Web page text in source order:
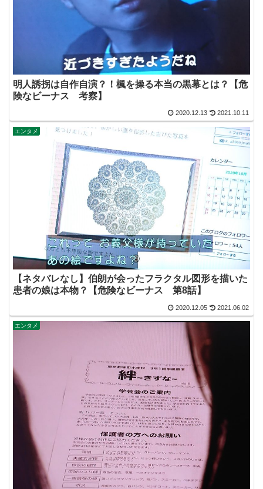
明人誘拐は自作自演？！楓を操る本当の黒幕とは？【危
険なビーナス 考察】
2020.12.13 2021.10.11
エンタメ
【ネタバレなし】伯朗が会ったフラクタル図形を描いた
患者の娘は本物？【危険なビーナス 第8話】
2020.12.05 2021.06.02
エンタメ